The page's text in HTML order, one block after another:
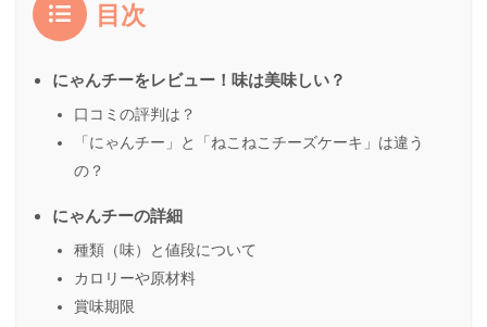
目次
にゃんチーをレビュー！味は美味しい？
口コミの評判は？
「にゃんチー」と「ねこねこチーズケーキ」は違う
の？
にゃんチーの詳細
種類（味）と値段について
カロリーや原材料
賞味期限